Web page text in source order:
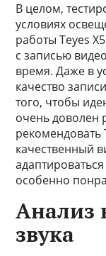
В целом,
условиях
работы Teyes
с записью
время. Даже в
качество
того, чтобы
очень доволен
рекомендовать
качественный
особенно
Анализ
звука